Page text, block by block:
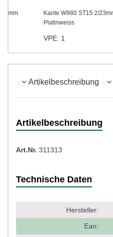
Kante W980 ST15 2/23mm
Platinweiss
Artikelbeschreibung
Artikelbeschreibung
Art.Nr. 311313
Technische Daten
Hersteller:
Ean: